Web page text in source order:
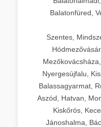
Balatonfüred,
Szentes,
Nyergesújfalu,
Balassagyarmat,
Aszód, Hatvan,
Kiskőrös,
Jánoshalma,